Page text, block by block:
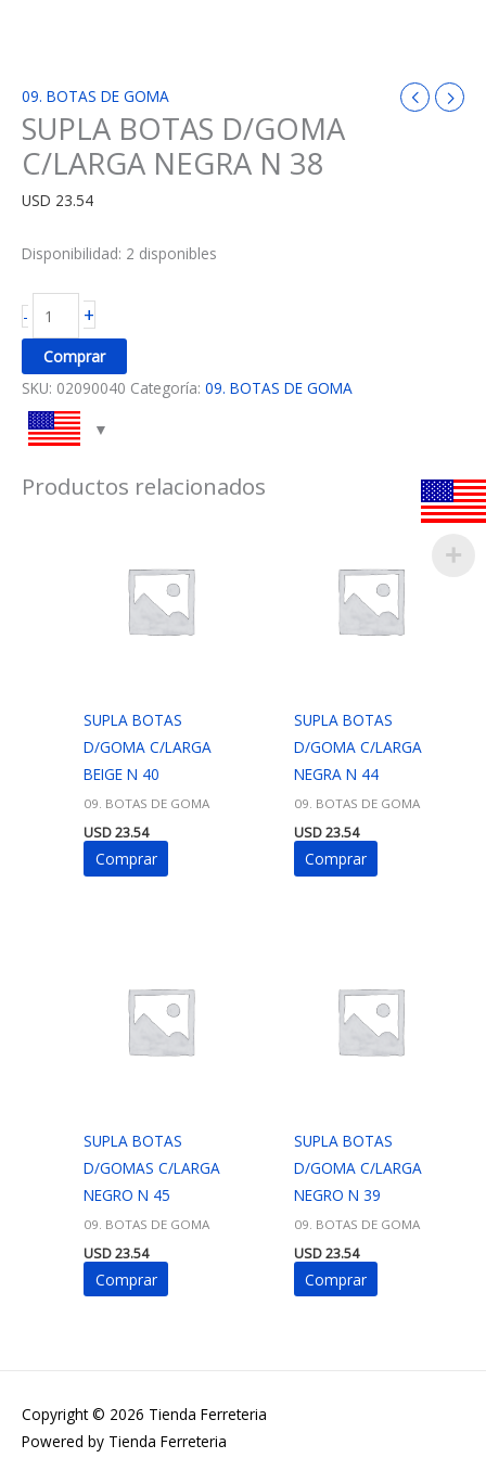
09. BOTAS DE GOMA
SUPLA BOTAS D/GOMA
C/LARGA NEGRA N 38
USD 23.54
Disponibilidad: 2 disponibles
- +
Comprar
SKU: 02090040 Categoría: 09. BOTAS DE GOMA
Productos relacionados
SUPLA BOTAS
D/GOMA C/LARGA
BEIGE N 40
09. BOTAS DE GOMA
USD23.54
Comprar
SUPLA BOTAS
D/GOMA C/LARGA
NEGRA N 44
09. BOTAS DE GOMA
USD23.54
Comprar
SUPLA BOTAS
D/GOMAS C/LARGA
NEGRO N 45
09. BOTAS DE GOMA
USD23.54
Comprar
SUPLA BOTAS
D/GOMA C/LARGA
NEGRO N 39
09. BOTAS DE GOMA
USD23.54
Comprar
Copyright © 2026 Tienda Ferreteria
Powered by Tienda Ferreteria